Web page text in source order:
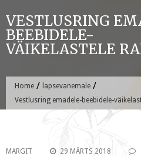
VESTLUSRING
BEEBIDELE-
VÄIKELASTELE
Home / lapsevanemale /
Vestlusring emadele-beebidele-
MARGIT 29 MÄRTS 2018